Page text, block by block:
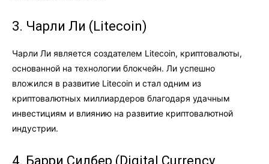
3. Чарли Ли (Litecoin)
Чарли Ли является создателем Litecoin, криптовалюты,
основанной на технологии блокчейн. Ли успешно
вложился в развитие Litecoin и стал одним из
криптовалютных миллиардеров благодаря удачным
инвестициям и влиянию на развитие криптовалютной
индустрии.
4. Барри Силбер (Digital Currency